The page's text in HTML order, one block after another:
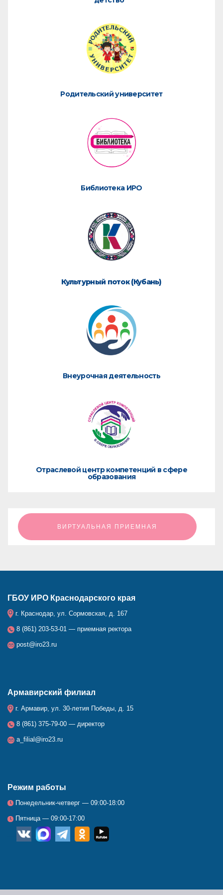
Родительский университет
Библиотека ИРО
Культурный поток (Кубань)
Внеурочная деятельность
Отраслевой центр компетенций в сфере
образования
ㅤㅤㅤㅤㅤㅤㅤㅤㅤВИРТУАЛЬНАЯ ПРИЕМНАЯㅤㅤㅤㅤㅤㅤㅤㅤㅤ
ГБОУ ИРО Краснодарского края
г. Краснодар, ул. Сормовская, д. 167
8 (861) 203-53-01 — приемная ректора
post@iro23.ru
Армавирский филиал
г. Армавир, ул. 30-летия Победы, д. 15
8 (861) 375-79-00 — директор
a_filial@iro23.ru
Режим работы
Понедельник-четверг — 09:00-18:00
Пятница — 09:00-17:00